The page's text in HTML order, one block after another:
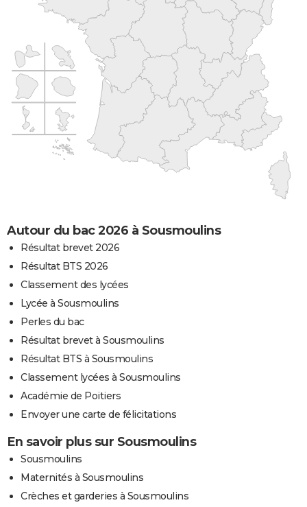
Autour du bac 2026 à Sousmoulins
Résultat brevet 2026
Résultat BTS 2026
Classement des lycées
Lycée à Sousmoulins
Perles du bac
Résultat brevet à Sousmoulins
Résultat BTS à Sousmoulins
Classement lycées à Sousmoulins
Académie de Poitiers
Envoyer une carte de félicitations
En savoir plus sur Sousmoulins
Sousmoulins
Maternités à Sousmoulins
Crèches et garderies à Sousmoulins